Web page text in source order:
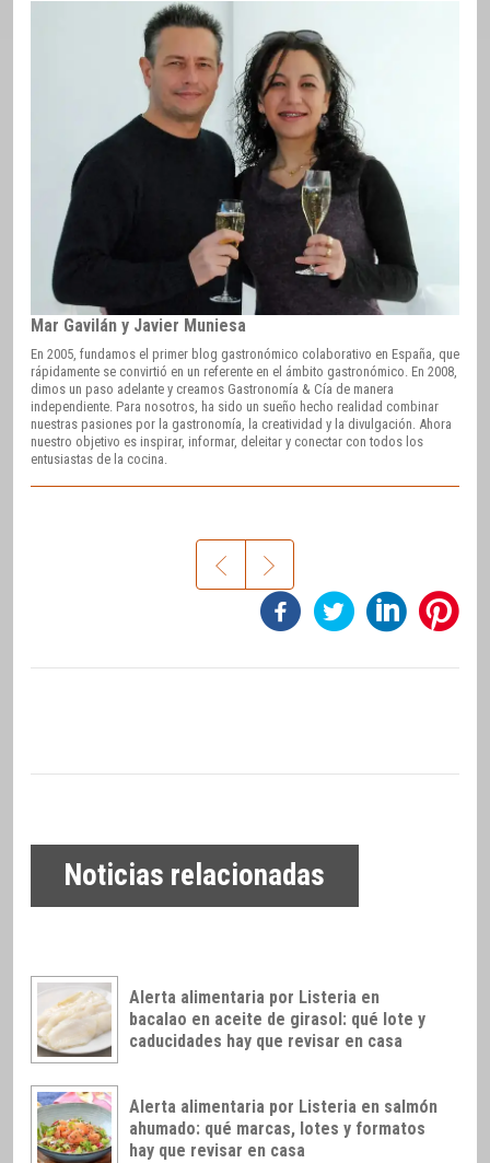
Mar Gavilán y Javier Muniesa
En 2005, fundamos el primer blog gastronómico colaborativo en España, que
rápidamente se convirtió en un referente en el ámbito gastronómico. En 2008,
dimos un paso adelante y creamos Gastronomía & Cía de manera
independiente. Para nosotros, ha sido un sueño hecho realidad combinar
nuestras pasiones por la gastronomía, la creatividad y la divulgación. Ahora
nuestro objetivo es inspirar, informar, deleitar y conectar con todos los
entusiastas de la cocina.
Noticias relacionadas
Alerta alimentaria por Listeria en
bacalao en aceite de girasol: qué lote y
caducidades hay que revisar en casa
Alerta alimentaria por Listeria en salmón
ahumado: qué marcas, lotes y formatos
hay que revisar en casa